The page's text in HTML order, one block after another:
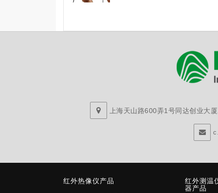
上海天山路600弄1号同达创业大
红外热像仪产品
红外测温
器产品